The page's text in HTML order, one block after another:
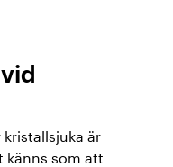
är
känns som att